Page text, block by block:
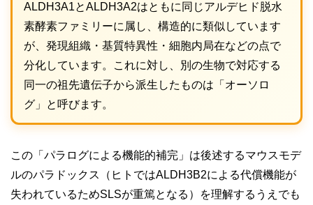
ALDH3A1とALDH3A2はともに同じアルデヒド脱水
素酵素ファミリーに属し、構造的に類似しています
が、発現組織・基質特異性・細胞内局在などの点で
分化しています。これに対し、別の生物で対応する
同一の祖先遺伝子から派生したものは「オーソロ
グ」と呼びます。
この「パラログによる機能的補完」は後述するマウスモデ
ルのパラドックス（ヒトではALDH3B2による代償機能が
失われているためSLSが重篤となる）を理解するうえでも